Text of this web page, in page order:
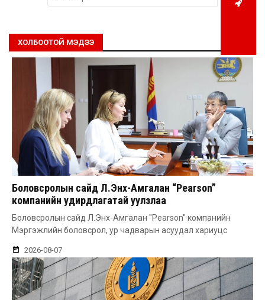
ХОЛБООТОЙ МЭДЭЭ
Боловсролын сайд Л.Энх-Амгалан “Pearson”
компанийн удирдлагатай уулзлаа
Боловсролын сайд Л.Энх-Амгалан "Pearson" компанийн
Мэргэжлийн боловсрол, ур чадварын асуудал хариуцс
2026-08-07